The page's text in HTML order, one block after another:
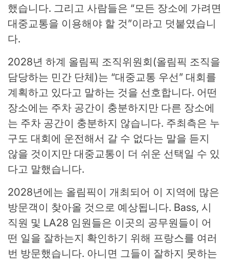
했습니다. 그리고 사람들은 “모든 장소에 가려면
대중교통을 이용해야 할 것”이라고 덧붙였습니
다.
2028년 하계 올림픽 조직위원회(올림픽 조직을
담당하는 민간 단체)는 “대중교통 우선” 대회를
계획하고 있다고 말하는 것을 선호합니다. 어떤
장소에는 주차 공간이 충분하지만 다른 장소에
는 주차 공간이 충분하지 않습니다. 주최측은 누
구도 대회에 운전해서 갈 수 없다는 말을 듣지
않을 것이지만 대중교통이 더 쉬운 선택일 수 있
다고 말했습니다.
2028년에는 올림픽이 개최되어 이 지역에 많은
방문객이 찾아올 것으로 예상됩니다. Bass, 시
직원 및 LA28 임원들은 이곳의 공무원들이 어
떤 일을 잘하는지 확인하기 위해 프랑스를 여러
번 방문했습니다. 아니면 그들이 잘하지 못하는